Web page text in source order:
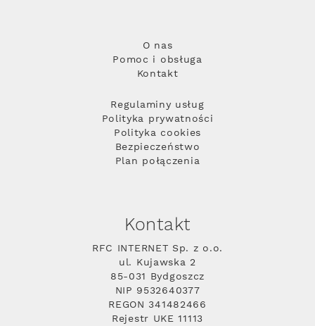
O nas
Pomoc i obsługa
Kontakt
Regulaminy usług
Polityka prywatności
Polityka cookies
Bezpieczeństwo
Plan połączenia
Kontakt
RFC INTERNET Sp. z o.o.
ul. Kujawska 2
85-031 Bydgoszcz
NIP 9532640377
REGON 341482466
Rejestr UKE 11113